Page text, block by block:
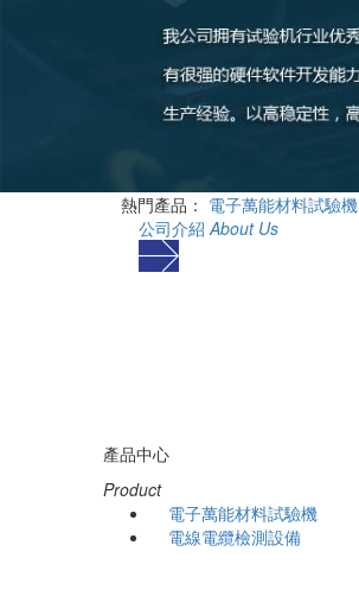
熱門產品： 電子萬能材料試驗機
公司介紹 About Us
產品中心
Product
電子萬能材料試驗機
電線電纜檢測設備